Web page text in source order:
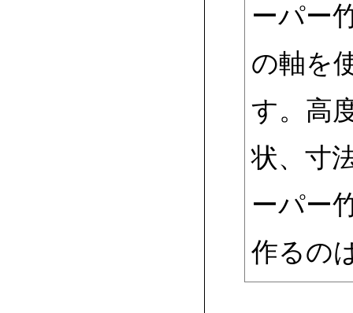
ーパー
の軸を
す。高
状、寸
ーパー
作るの